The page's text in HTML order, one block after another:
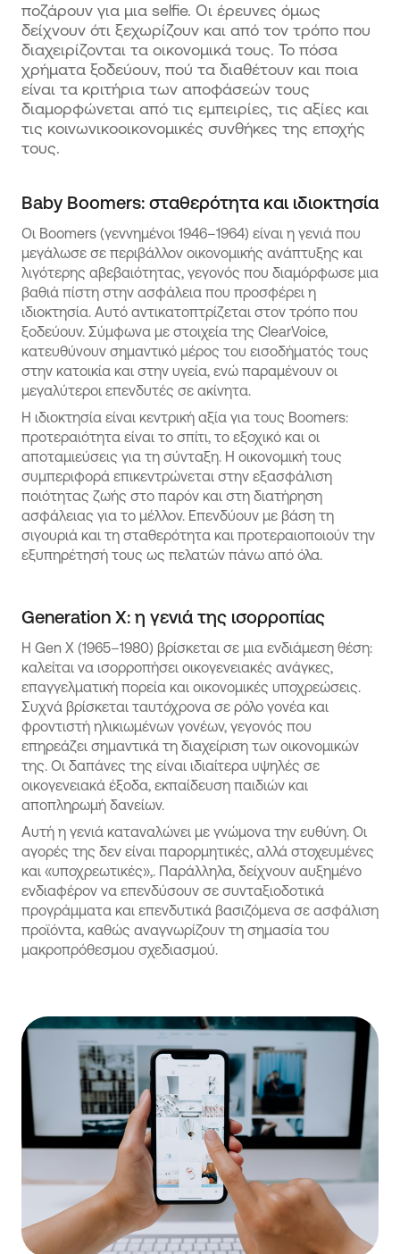
ποζάρουν για μια selfie. Oι έρευνες όμως
δείχνουν ότι ξεχωρίζουν και από τον τρόπο που
διαχειρίζονται τα οικονομικά τους. Το πόσα
χρήματα ξοδεύουν, πού τα διαθέτουν και ποια
είναι τα κριτήρια των αποφάσεών τους
διαμορφώνεται από τις εμπειρίες, τις αξίες και
τις κοινωνικοοικονομικές συνθήκες της εποχής
τους.
Baby Boomers: σταθερότητα και ιδιοκτησία
Οι Boomers (γεννημένοι 1946–1964) είναι η γενιά που
μεγάλωσε σε περιβάλλον οικονομικής ανάπτυξης και
λιγότερης αβεβαιότητας, γεγονός που διαμόρφωσε μια
βαθιά πίστη στην ασφάλεια που προσφέρει η
ιδιοκτησία. Αυτό αντικατοπτρίζεται στον τρόπο που
ξοδεύουν. Σύμφωνα με στοιχεία της ClearVoice,
κατευθύνουν σημαντικό μέρος του εισοδήματός τους
στην κατοικία και στην υγεία, ενώ παραμένουν οι
μεγαλύτεροι επενδυτές σε ακίνητα.
Η ιδιοκτησία είναι κεντρική αξία για τους Boomers:
προτεραιότητα είναι το σπίτι, το εξοχικό και οι
αποταμιεύσεις για τη σύνταξη. Η οικονομική τους
συμπεριφορά επικεντρώνεται στην εξασφάλιση
ποιότητας ζωής στο παρόν και στη διατήρηση
ασφάλειας για το μέλλον. Επενδύουν με βάση τη
σιγουριά και τη σταθερότητα και προτεραιοποιούν την
εξυπηρέτησή τους ως πελατών πάνω από όλα.
Generation X: η γενιά της ισορροπίας
Η Gen X (1965–1980) βρίσκεται σε μια ενδιάμεση θέση:
καλείται να ισορροπήσει οικογενειακές ανάγκες,
επαγγελματική πορεία και οικονομικές υποχρεώσεις.
Συχνά βρίσκεται ταυτόχρονα σε ρόλο γονέα και
φροντιστή ηλικιωμένων γονέων, γεγονός που
επηρεάζει σημαντικά τη διαχείριση των οικονομικών
της. Οι δαπάνες της είναι ιδιαίτερα υψηλές σε
οικογενειακά έξοδα, εκπαίδευση παιδιών και
αποπληρωμή δανείων.
Αυτή η γενιά καταναλώνει με γνώμονα την ευθύνη. Οι
αγορές της δεν είναι παρορμητικές, αλλά στοχευμένες
και «υποχρεωτικές»,. Παράλληλα, δείχνουν αυξημένο
ενδιαφέρον να επενδύσουν σε συνταξιοδοτικά
προγράμματα και επενδυτικά βασιζόμενα σε ασφάλιση
προϊόντα, καθώς αναγνωρίζουν τη σημασία του
μακροπρόθεσμου σχεδιασμού.